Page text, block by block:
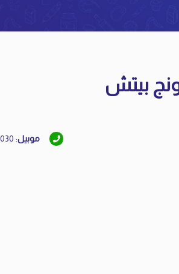
بيتش
موبيل: 01210163030 (2+)